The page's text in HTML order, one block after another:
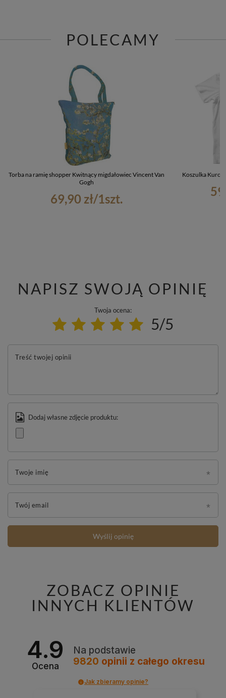
POLECAMY
Torba na ramię shopper Kwitnący migdałowiec Vincent Van
Gogh
69,90 zł/1szt.
Koszulka
NAPISZ SWOJĄ OPINIĘ
Twoja ocena:
5/5
Treść twojej opinii
Dodaj własne zdjęcie produktu:
Twoje imię
Twój email
Wyślij opinię
ZOBACZ OPINIE
INNYCH KLIENTÓW
4.9
Ocena
Na podstawie
9820 opinii z całego okresu
Jak zbieramy opinie?